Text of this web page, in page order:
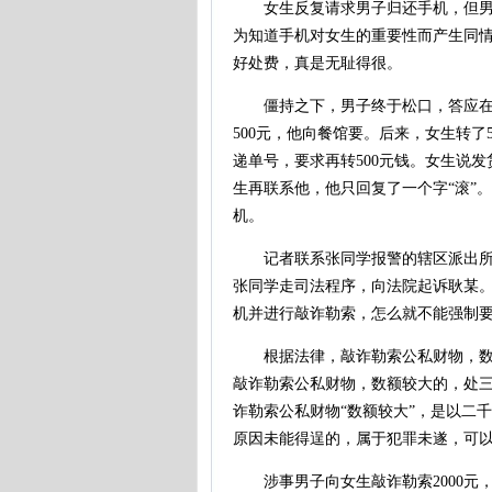
女生反复请求男子归还手机，但男
为知道手机对女生的重要性而产生同
好处费，真是无耻得很。
僵持之下，男子终于松口，答应在
500元，他向餐馆要。后来，女生转
递单号，要求再转500元钱。女生说
生再联系他，他只回复了一个字“滚”
机。
记者联系张同学报警的辖区派出所
张同学走司法程序，向法院起诉耿某
机并进行敲诈勒索，怎么就不能强制
根据法律，敲诈勒索公私财物，数
敲诈勒索公私财物，数额较大的，处
诈勒索公私财物“数额较大”，是以二
原因未能得逞的，属于犯罪未遂，可
涉事男子向女生敲诈勒索2000元，